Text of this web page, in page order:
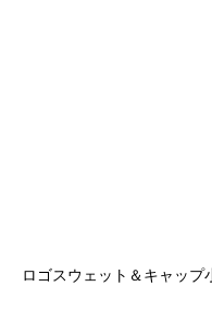
ロゴスウェット＆キャップ